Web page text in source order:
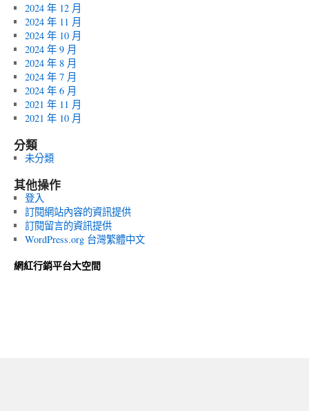
2024 年 12 月
2024 年 11 月
2024 年 10 月
2024 年 9 月
2024 年 8 月
2024 年 7 月
2024 年 6 月
2021 年 11 月
2021 年 10 月
分類
未分類
其他操作
登入
訂閱網站內容的資訊提供
訂閱留言的資訊提供
WordPress.org 台灣繁體中文
網紅行銷平台大空間